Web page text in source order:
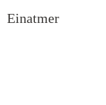
Einatmer